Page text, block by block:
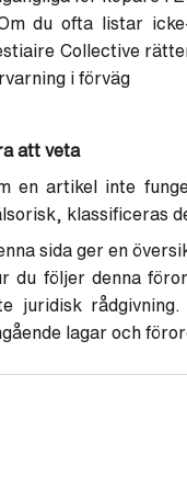
du ofta listar
Collective
i förväg
att veta
en artikel inte
klassificeras
sida ger en
du följer denna
juridisk
lagar och